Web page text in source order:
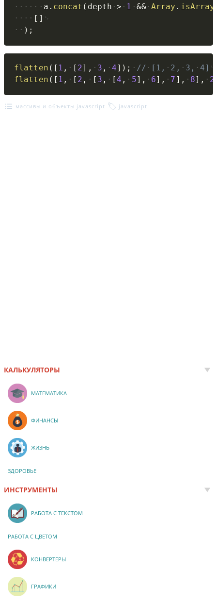
a . concat ( depth > 1 && Array . isArray
[ ]
) ;
flatten ( [ 1 , [ 2] , 3 , 4] ) ; // [1, 2, 3,
4]
flatten ( [ 1 , [ 2 , [ 3 , [4 , 5] , 6] , 7 ] , 8] , 2
массивы и объекты javascript javascript
КАЛЬКУЛЯТОРЫ
МАТЕМАТИКА
ФИНАНСЫ
ЖИЗНЬ
ЗДОРОВЬЕ
ИНСТРУМЕНТЫ
РАБОТА С ТЕКСТОМ
РАБОТА С ЦВЕТОМ
КОНВЕРТЕРЫ
ГРАФИКИ